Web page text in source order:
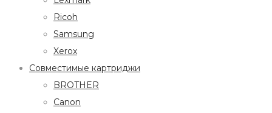
Ricoh
Samsung
Xerox
Совместимые картриджи
BROTHER
Canon